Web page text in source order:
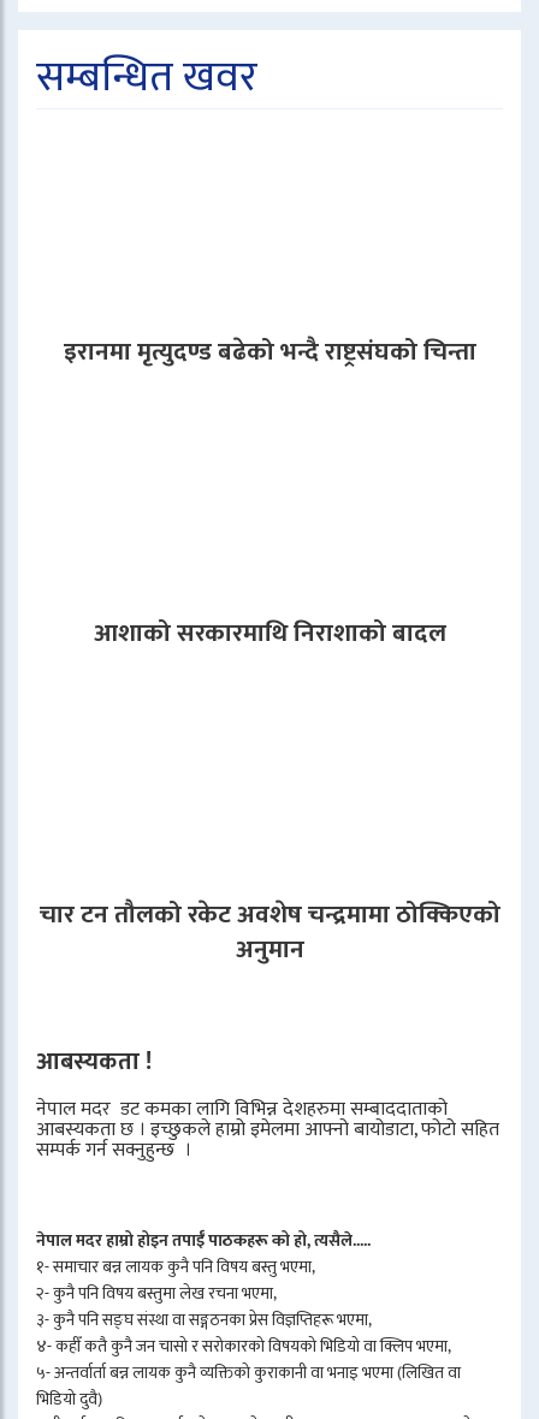
सम्बन्धित खवर
इरानमा मृत्युदण्ड बढेको भन्दै राष्ट्रसंघको चिन्ता
आशाको सरकारमाथि निराशाको बादल
चार टन तौलको रकेट अवशेष चन्द्रमामा ठोक्किएको
अनुमान
आबस्यकता !
नेपाल मदर डट कमका लागि विभिन्न देशहरुमा सम्बाददाताको
आबस्यकता छ । इच्छुकले हाम्रो इमेलमा आफ्नो बायोडाटा, फोटो सहित
सम्पर्क गर्न सक्नुहुन्छ ।
नेपाल मदर हाम्रो होइन तपाईँ पाठकहरू को हो, त्यसैले.....
१- समाचार बन्न लायक कुनै पनि विषय बस्तु भएमा,
२- कुनै पनि विषय बस्तुमा लेख रचना भएमा,
३- कुनै पनि सङ्घ संस्था वा सङ्गठनका प्रेस विज्ञप्तिहरू भएमा,
४- कहीँ कतै कुनै जन चासो र सरोकारको विषयको भिडियो वा क्लिप भएमा,
५- अन्तर्वार्ता बन्न लायक कुनै व्यक्तिको कुराकानी वा भनाइ भएमा (लिखित वा
भिडियो दुवै)